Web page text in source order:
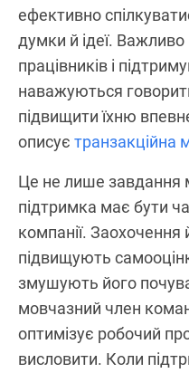
ефективно
думки й ідеї. Важливо
працівників і
наважуються
підвищити їхню
описує транзакційна
Це не лише
підтримка має бути
компанії.
підвищують
змушують його
мовчазний член
оптимізує робочий
висловити. Коли